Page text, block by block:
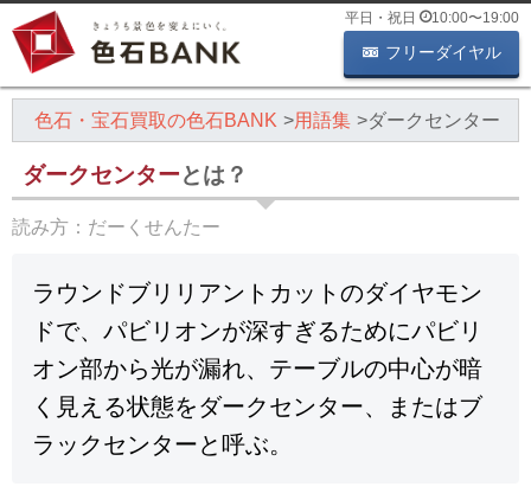
平日・祝日 10:00〜19:00
フリーダイヤル
色石・宝石買取の色石BANK 用語集 ダークセンター
ダークセンターとは？
読み方： だーくせんたー
ラウンドブリリアントカットのダイヤモン
ドで、パビリオンが深すぎるためにパビリ
オン部から光が漏れ、テーブルの中心が暗
く見える状態をダークセンター、またはブ
ラックセンターと呼ぶ。